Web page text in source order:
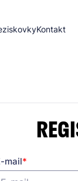
Kontakt
mail